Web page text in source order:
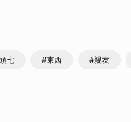
七 #東西 #親友